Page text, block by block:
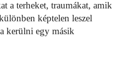
a terheket, traumákat, amik
képtelen leszel
kerülni egy másik